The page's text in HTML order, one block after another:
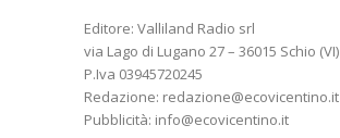
Editore: Valliland Radio srl
via Lago di Lugano 27 – 36015 Schio (VI)
P.Iva 03945720245
Redazione: redazione@ecovicentino.it
Pubblicità: info@ecovicentino.it